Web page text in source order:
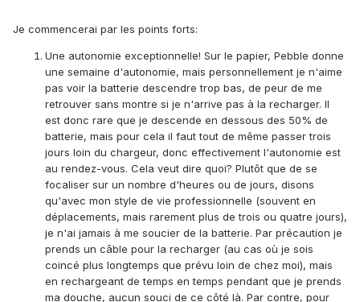
Je commencerai par les points forts:
Une autonomie exceptionnelle! Sur le papier, Pebble donne
une semaine d'autonomie, mais personnellement je n'aime
pas voir la batterie descendre trop bas, de peur de me
retrouver sans montre si je n'arrive pas à la recharger. Il
est donc rare que je descende en dessous des 50% de
batterie, mais pour cela il faut tout de même passer trois
jours loin du chargeur, donc effectivement l'autonomie est
au rendez-vous. Cela veut dire quoi? Plutôt que de se
focaliser sur un nombre d'heures ou de jours, disons
qu'avec mon style de vie professionnelle (souvent en
déplacements, mais rarement plus de trois ou quatre jours),
je n'ai jamais à me soucier de la batterie. Par précaution je
prends un câble pour la recharger (au cas où je sois
coincé plus longtemps que prévu loin de chez moi), mais
en rechargeant de temps en temps pendant que je prends
ma douche, aucun souci de ce côté là. Par contre, pour